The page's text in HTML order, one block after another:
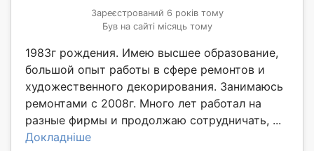
Зареєстрований 6 років тому
Був на сайті місяць тому
1983г рождения. Имею высшее образование,
большой опыт работы в сфере ремонтов и
художественного декорирования. Занимаюсь
ремонтами с 2008г. Много лет работал на
разные фирмы и продолжаю сотрудничать, ...
Докладніше